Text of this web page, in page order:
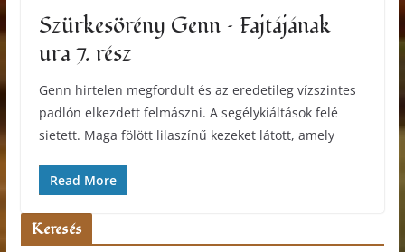
Szürkesörény Genn – Fajtájának
ura 7. rész
Genn hirtelen megfordult és az eredetileg vízszintes
padlón elkezdett felmászni. A segélykiáltások felé
sietett. Maga fölött lilaszínű kezeket látott, amely
Read More
Keresés